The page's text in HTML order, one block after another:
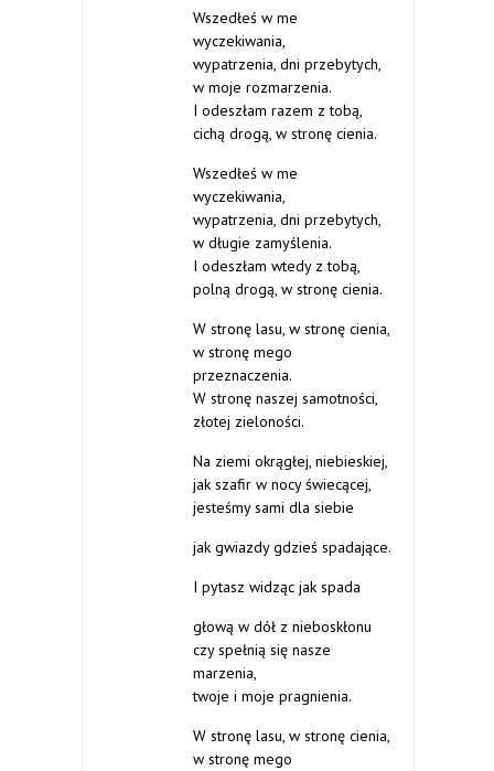
Wszedłeś w me
wyczekiwania,
wypatrzenia, dni przebytych,
w moje rozmarzenia.
I odeszłam razem z tobą,
cichą drogą, w stronę cienia.
Wszedłeś w me
wyczekiwania,
wypatrzenia, dni przebytych,
w długie zamyślenia.
I odeszłam wtedy z tobą,
polną drogą, w stronę cienia.
W stronę lasu, w stronę cienia,
w stronę mego
przeznaczenia.
W stronę naszej samotności,
złotej zieloności.
Na ziemi okrągłej, niebieskiej,
jak szafir w nocy świecącej,
jesteśmy sami dla siebie
jak gwiazdy gdzieś spadające.
I pytasz widząc jak spada
głową w dół z nieboskłonu
czy spełnią się nasze
marzenia,
twoje i moje pragnienia.
W stronę lasu, w stronę cienia,
w stronę mego